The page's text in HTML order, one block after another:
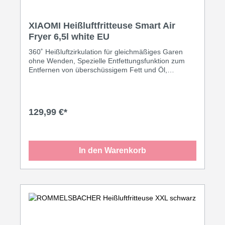
XIAOMI Heißluftfritteuse Smart Air
Fryer 6,5l white EU
360˚ Heißluftzirkulation für gleichmäßiges Garen
ohne Wenden, Spezielle Entfettungsfunktion zum
Entfernen von überschüssigem Fett und Öl,
bis 220˚C, Großes Fassungsvermögen von 6,5l für
Gebrauch, Leistung 1800W
129,99 €*
In den Warenkorb